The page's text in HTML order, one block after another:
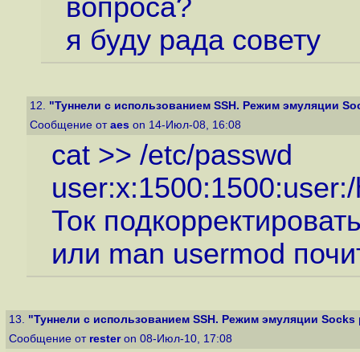
вопроса?
я буду рада совету
12. "Туннели с использованием SSH. Режим эмуляции
Сообщение от aes on 14-Июл-08, 16:08
cat >> /etc/passwd
Ток
или man usermod
13. "Туннели с использованием SSH. Режим эмуляции Socks
Сообщение от resteron 08-Июл-10, 17:08